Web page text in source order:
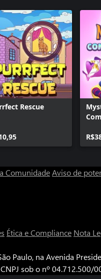
Rescue
ComunidadeAviso de
Ética e Compliance Nota
Paulo, na Avenida
sob o nº 04.712.500/